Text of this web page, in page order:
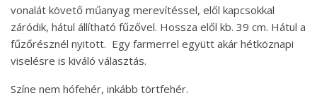
vonalát követő műanyag merevítéssel, elől kapcsokkal
záródik, hátul állítható fűzővel. Hossza elől kb. 39 cm. Hátul a
fűzőrésznél nyitott. Egy farmerrel együtt akár hétköznapi
viselésre is kiváló választás.
Színe nem hófehér, inkább törtfehér.